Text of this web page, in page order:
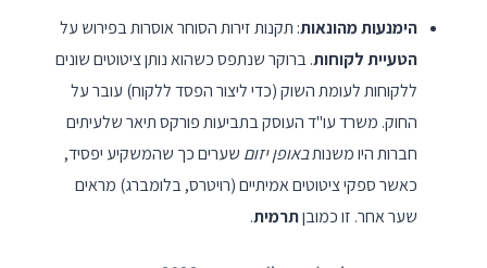
הימנעות מהונאות: תקנות זירות הסוחר אוסרות בפירוש על
הטעיית לקוחות. ברוקר שנתפס כשהוא נותן ציטוטים שונים
ללקוחות לעומת השוק (כדי ליצור הפסד ללקוח) עובר על
החוק. משרד עו"ד העוסק בתביעות פורקס תיאר שלעיתים
חברות היו משנותבאופן יזום שערים כך שהמשקיע יפסיד,
כאשר ספקי ציטוטים אמיתיים (רויטרס, בלומברג) מראים
שער אחר. זו כמובןתרמית.